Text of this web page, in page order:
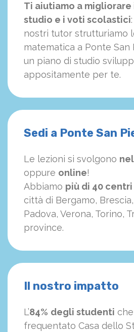
Ti aiutiamo a
studio e i voti scolastici
nostri tutor strutturiamo
matematica a Ponte San
un piano di studio
appositamente per te.
Sedi a Ponte San
Le lezioni si svolgono
oppure online!
Abbiamo più di 40
città di Bergamo,
Padova, Verona, Torino,
province.
Il nostro impatto
L’84% degli studenti
frequentato Casa dello